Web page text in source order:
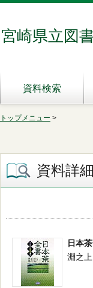
宮崎県立図
資料検索
トップメニュー >
資料詳細
日本
淵之